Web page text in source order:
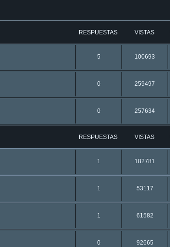
RESPUESTAS VISTAS
5 100693
0 259497
0 257634
RESPUESTAS VISTAS
1 182781
1 53117
1 61582
0 92665